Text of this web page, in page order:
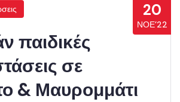
20
ΝΟΈ’22
παιδικές
σε
& Μαυρομμάτι